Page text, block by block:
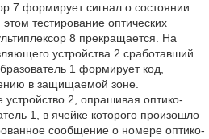
7 формирует сигнал о состоянии
тестирование оптических
8 прекращается. На
устройства 2 сработавший
1 формирует код,
в защищаемой зоне.
2, опрашивая оптико-
1, в ячейке которого произошло
сообщение о номере оптико-